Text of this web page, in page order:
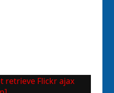
retrieve Flickr ajax